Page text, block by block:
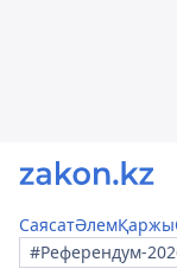
СаясатӘлемҚаржы
#Референдум-